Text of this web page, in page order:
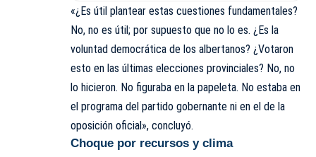
«¿Es útil plantear estas cuestiones fundamentales?
No, no es útil; por supuesto que no lo es. ¿Es la
voluntad democrática de los albertanos? ¿Votaron
esto en las últimas elecciones provinciales? No, no
lo hicieron. No figuraba en la papeleta. No estaba en
el programa del partido gobernante ni en el de la
oposición oficial», concluyó.
Choque por recursos y clima